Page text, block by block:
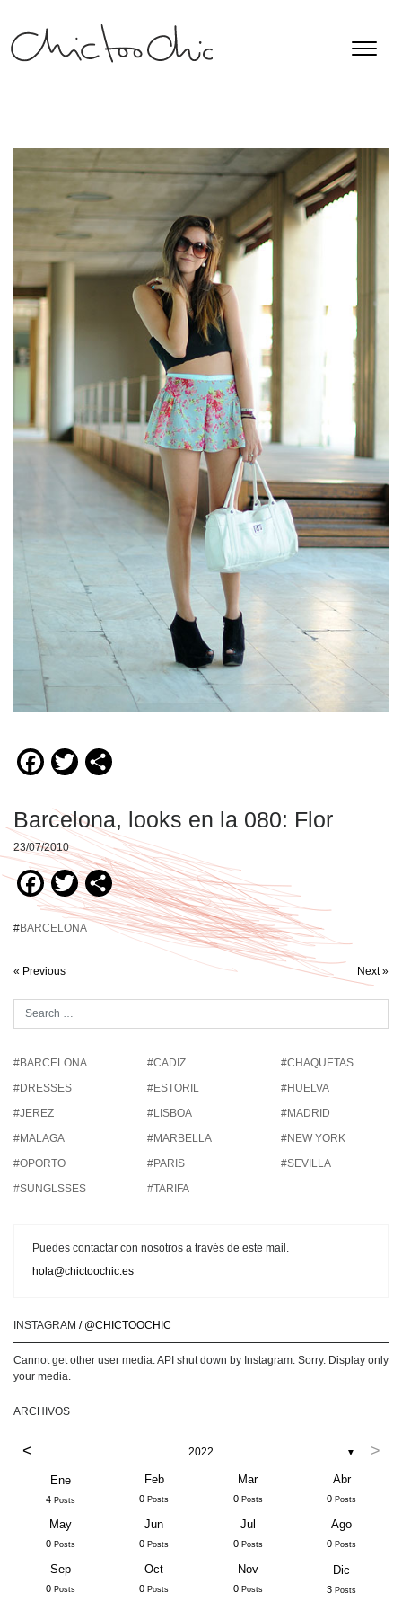
Facebook
Twitter
Barcelona, looks en la 080: Flor
23/07/2010
Facebook
TwitterCompartir
#BARCELONA
« Previous Next »
#BARCELONA #CADIZ
#CHAQUETAS
#DRESSES
#ESTORIL
#HUELVA
#JEREZ
#LISBOA
#MADRID
#MALAGA
#MARBELLA
#NEW YORK
#OPORTO
#PARIS
#SEVILLA
#SUNGLSSES
#TARIFA
Puedes contactar con nosotros a través de este mail.
hola@chictoochic.es
INSTAGRAM / @CHICTOOCHIC
Cannot get other user media. API shut down by Instagram. Sorry. Display only
your media.
ARCHIVOS
< 2022 ▼ >
Ene
4 Posts
Feb
0 Posts
Mar
0 Posts
Abr
0 Posts
May
0 Posts
Jun
0 Posts
Jul
0 Posts
Ago
0 Posts
Sep
0 Posts
Oct
0 Posts
Nov
0 Posts
Dic
3 Posts